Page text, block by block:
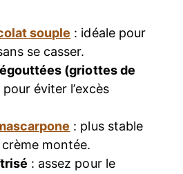
souple : idéale pour
se casser.
(griottes de
pour éviter l’excès
: plus stable
crème montée.
: assez pour le